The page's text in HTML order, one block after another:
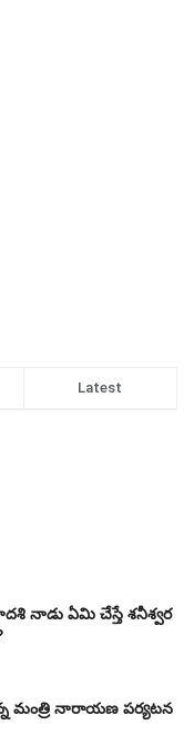
Latest
నాడు ఏమి చేస్తే శనీశ్వర
మంత్రి నారాయణ పర్యటన